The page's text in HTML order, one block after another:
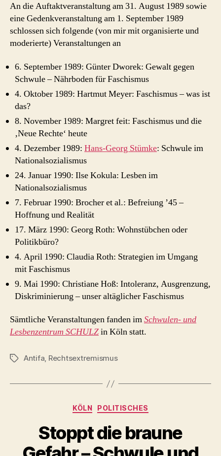
An die Auftaktveranstaltung am 31. August 1989 sowie
eine Gedenkveranstaltung am 1. September 1989
schlossen sich folgende (von mir mit organisierte und
moderierte) Veranstaltungen an
6. September 1989: Günter Dworek: Gewalt gegen
Schwule – Nährboden für Faschismus
4. Oktober 1989: Hartmut Meyer: Faschismus – was ist
das?
8. November 1989: Margret feit: Faschismus und die
‚Neue Rechte‘ heute
4. Dezember 1989: Hans-Georg Stümke: Schwule im
Nationalsozialismus
24. Januar 1990: Ilse Kokula: Lesben im
Nationalsozialismus
7. Februar 1990: Brocher et al.: Befreiung ’45 –
Hoffnung und Realität
17. März 1990: Georg Roth: Wohnstübchen oder
Politikbüro?
4. April 1990: Claudia Roth: Strategien im Umgang
mit Faschismus
9. Mai 1990: Christiane Hoß: Intoleranz, Ausgrenzung,
Diskriminierung – unser altäglicher Faschismus
Sämtliche Veranstaltungen fanden imSchwulen- und
Lesbenzentrum SCHULZin Köln statt.
Schlagwörter
Antifa, Rechtsextremismus
Kategorien
KÖLN POLITISCHES
Stoppt die braune